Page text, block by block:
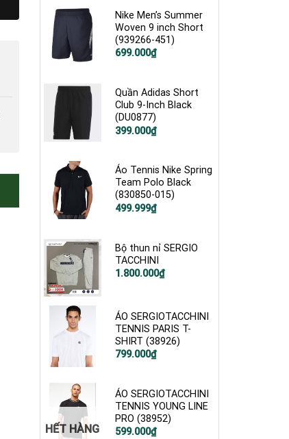
699.999₫.
Nike Men’s Summer
Woven 9 inch Short
(939266-451)
Giá
699.000₫
Giá
699.000₫.
Quần Adidas Short
Club 9-Inch Black
(DU0877)
Giá
399.000₫
Giá
399.000₫.
Áo Tennis Nike Spring
Team Polo Black
(830850-015)
Giá
499.999₫
Giá
499.999₫.
Bộ thun nỉ SERGIO
TACCHINI
Giá
1.800.000₫
Giá
1.800.000₫.
ÁO SERGIOTACCHINI
TENNIS PARIS T-
SHIRT (38926)
799.000₫
HẾT HÀNG
ÁO SERGIOTACCHINI
TENNIS YOUNG LINE
PRO (38952)
Giá
599.000₫
Giá